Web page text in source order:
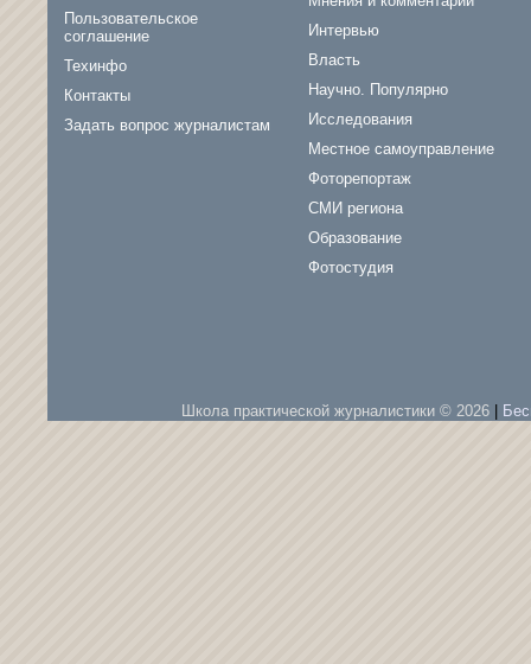
Пользовательское
соглашение
Техинфо
Контакты
Задать вопрос журналистам
Интервью
Власть
Научно. Популярно
Исследования
Местное самоуправление
Фоторепортаж
СМИ региона
Образование
Фотостудия
Школа практической журналистики © 2026|